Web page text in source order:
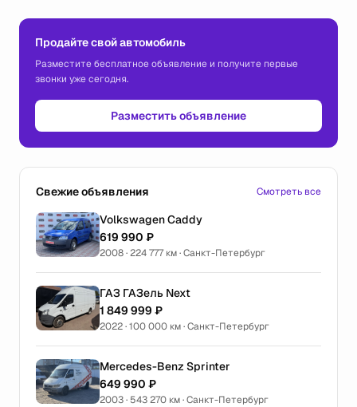
Продайте свой автомобиль
Разместите бесплатное объявление и получите первые
звонки уже сегодня.
Разместить объявление
Свежие объявления Смотреть все
Volkswagen Caddy
619 990 ₽
2008 · 224 777 км · Санкт-Петербург
ГАЗ ГАЗель Next
1 849 999 ₽
2022 · 100 000 км · Санкт-Петербург
Mercedes-Benz Sprinter
649 990 ₽
2003 · 543 270 км · Санкт-Петербург